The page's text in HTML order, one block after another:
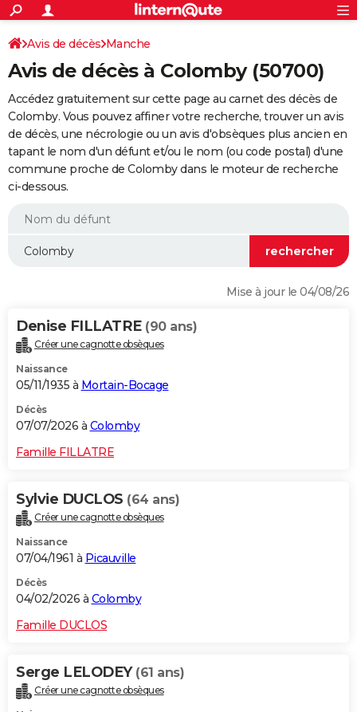
ACTUALITÉS
Politique
Société
Faits Divers
Education
Monde
Villes
+
SPORT
Coupe du monde 2026
Football
Tennis
Cyclisme
Rugby
Forum
Programme TV
TNT
Streaming
Cinéma
Sorties cinéma
Musique
+
FINANCE
Retraite
Epargne
Immobilier
Risques naturels par ville
Assurance
AUTO
Essais
Réserver un essai
Citadines
Berlines
SUV
Forum auto
+HIGH-TECH
BRICOLAGE
WEEK-END
Alimentation
Guide de la santé
Maladies
Médicaments
Sommeil
VOYAGE
Destinations
City break
Voyage nature
Voyage de noces
Forum
Climat
+PHOTO
GUIDES D'ACHAT
Carte de Noël
Carte Bonne année
Carte Saint-Valentin
Carte Pâques
Carte d'anniversaire
DICTIONNAIRE
Dictionnaire
Biographies
Citations
Expressions
Proverbes
PROGRAMME TV
S'inscrire
Se connecter
Lycées
Collèges
Primaires
Universités
Entreprises
Service militaire
Avis de recherche
AVIS DE DÉCÈS
FORUM
Avis de décès Manche
Avis de décès à Colomby (50700)
Accédez gratuitement sur cette page au carnet des décès de
Colomby. Vous pouvez affiner votre recherche, trouver un avis
de décès, une nécrologie ou un avis d'obsèques plus ancien en
tapant le nom d'un défunt et/ou le nom (ou code postal) d'une
commune proche de Colomby dans le moteur de recherche
ci-dessous.
Mise à jour le 04/08/26
Denise FILLATRE (90 ans)
Créer une cagnotte obsèques
Naissance
05/11/1935 à Mortain-Bocage
Décès
07/07/2026 à Colomby
Famille FILLATRE
Sylvie DUCLOS (64 ans)
Créer une cagnotte obsèques
Naissance
07/04/1961 à Picauville
Décès
04/02/2026 à Colomby
Famille DUCLOS
Serge LELODEY (61 ans)
Créer une cagnotte obsèques